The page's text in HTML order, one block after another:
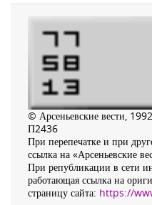
© Арсеньевские вести,
П2436
При перепечатке и при
ссылка на «Арсеньевские
При републикации в сети
работающая ссылка на
страницу сайта: https://